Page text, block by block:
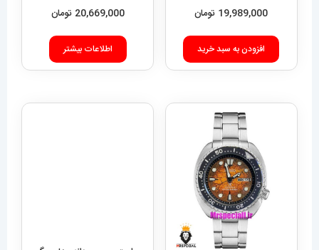
PIGUET ROYAL Oak
19,989,000 تومان
افزودن به سبد خرید
20,669,000 تومان
اطلاعات بیشتر